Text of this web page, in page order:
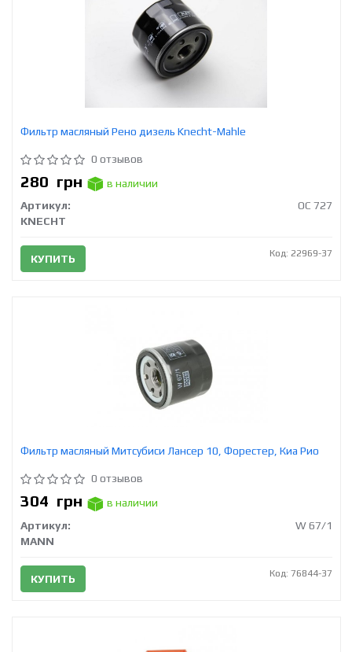
Фильтр масляный Рено дизель Knecht-Mahle
0 отзывов
280 грн
в наличии
Артикул:
OC 727
KNECHT
КУПИТЬ Код: 22969-37
Фильтр масляный Митсубиси Лансер 10, Форестер, Киа Рио
0 отзывов
304 грн
в наличии
Артикул:
W 67/1
MANN
КУПИТЬ Код: 76844-37